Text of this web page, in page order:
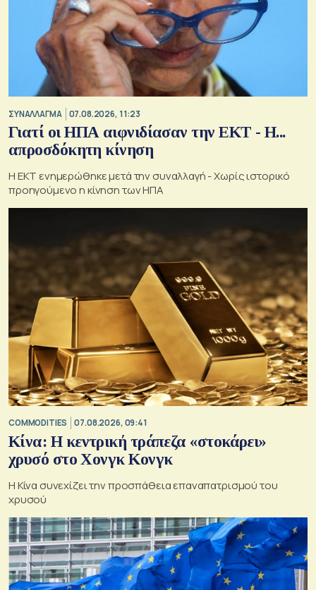
ΣΥΝΑΛΛΑΓΜΑ 07.08.2026, 11:23
Γιατί οι ΗΠΑ αιφνιδίασαν την ΕΚΤ - Η...
απροσδόκητη κίνηση
Η ΕΚΤ ενημερώθηκε μετά την συναλλαγή - Χωρίς ιστορικό
προηγούμενο η κίνηση των ΗΠΑ
COMMODITIES 07.08.2026, 09:41
Κίνα: Η κεντρική τράπεζα «στοκάρει»
χρυσό στο Χονγκ Κονγκ
Η Κίνα συνεχίζει την προσπάθεια επαναπατρισμού του
χρυσού